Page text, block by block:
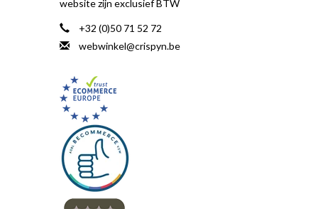
website zijn exclusief BTW
+32 (0)50 71 52 72
webwinkel@crispyn.be